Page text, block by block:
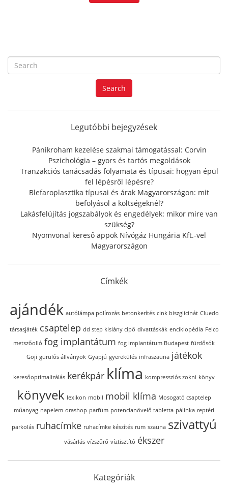
e
a
r
f
r
:
Search
Legutóbbi bejegyzések
Pánikroham kezelése szakmai támogatással: Corvin
Pszichológia – gyors és tartós megoldások
Tranzakciós tanácsadás folyamata és típusai: hogyan épül
fel lépésről lépésre?
Blefaroplasztika típusai és árak Magyarországon: mit
befolyásol a költségeknél?
Lakásfelújítás jogszabályok és engedélyek: mikor mire van
szükség?
Nyomvonal kereső appok Nívógáz Hungária Kft.-vel
Magyarországon
Címkék
ajándék autólámpa polírozás betonkerítés cink biszglicinát Cluedo
társasjáték csaptelep dd step kislány cipő divattáskák enciklopédia Felco
metszőolló fog implantátum fog implantátum Budapest fürdősók
Goji gurulós állványok Gyapjú gyerekülés infraszauna játékok
keresőoptimalizálás kerékpár klíma kompressziós zokni könyv
könyvek lexikon mobil mobil klíma Mosogató csaptelep
műanyag napelem orashop parfüm potencianövelő tabletta pálinka reptéri
parkolás ruhacímke ruhacímke készítés rum szauna szivattyú
vásárlás vízszűrő víztisztító ékszer
Kategóriák